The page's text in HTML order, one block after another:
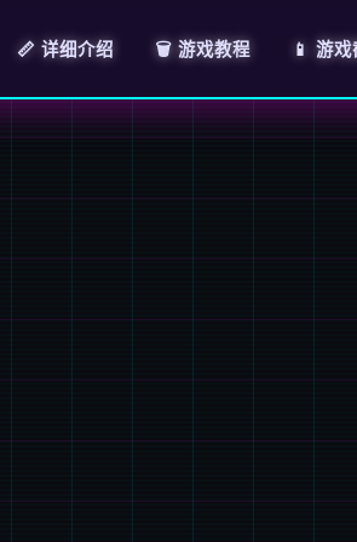
📏 详细介绍 🗑️ 游戏教程 📱 游戏